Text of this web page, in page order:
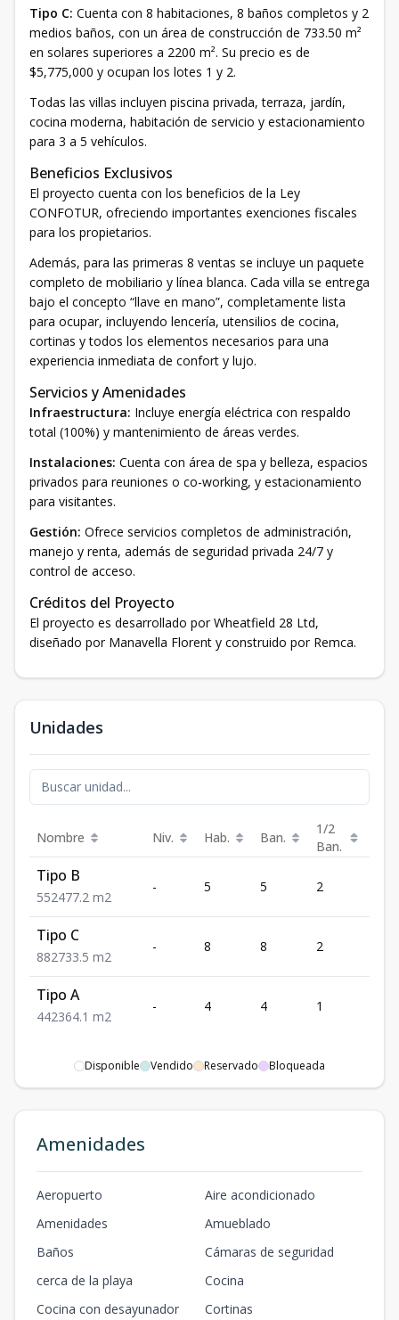
Tipo C: Cuenta con 8 habitaciones, 8 baños completos y 2
medios baños, con un área de construcción de 733.50 m²
en solares superiores a 2200 m². Su precio es de
$5,775,000 y ocupan los lotes 1 y 2.
Todas las villas incluyen piscina privada, terraza, jardín,
cocina moderna, habitación de servicio y estacionamiento
para 3 a 5 vehículos.
Beneficios Exclusivos
El proyecto cuenta con los beneficios de la Ley
CONFOTUR, ofreciendo importantes exenciones fiscales
para los propietarios.
Además, para las primeras 8 ventas se incluye un paquete
completo de mobiliario y línea blanca. Cada villa se entrega
bajo el concepto “llave en mano”, completamente lista
para ocupar, incluyendo lencería, utensilios de cocina,
cortinas y todos los elementos necesarios para una
experiencia inmediata de confort y lujo.
Servicios y Amenidades
Infraestructura: Incluye energía eléctrica con respaldo
total (100%) y mantenimiento de áreas verdes.
Instalaciones: Cuenta con área de spa y belleza, espacios
privados para reuniones o co-working, y estacionamiento
para visitantes.
Gestión: Ofrece servicios completos de administración,
manejo y renta, además de seguridad privada 24/7 y
control de acceso.
Créditos del Proyecto
El proyecto es desarrollado por Wheatfield 28 Ltd,
diseñado por Manavella Florent y construido por Remca.
Unidades
Nombre Niv. Hab. Ban.
1/2
Ban.
Tipo B
552477.2 m2
- 5 5 2
Tipo C
882733.5 m2
- 8 8 2
Tipo A
442364.1 m2
- 4 4 1
Disponible Vendido Reservado Bloqueada
Amenidades
Aeropuerto
Aire acondicionado
Amenidades
Amueblado
Baños
Cámaras de seguridad
cerca de la playa
Cocina
Cocina con desayunador
Cortinas